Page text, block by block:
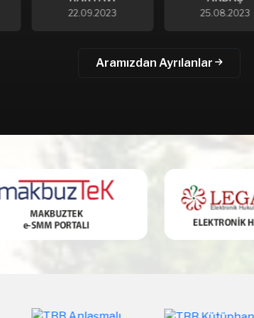
25.08.2023 24.12.2022
Aramızdan Ayrılanlar